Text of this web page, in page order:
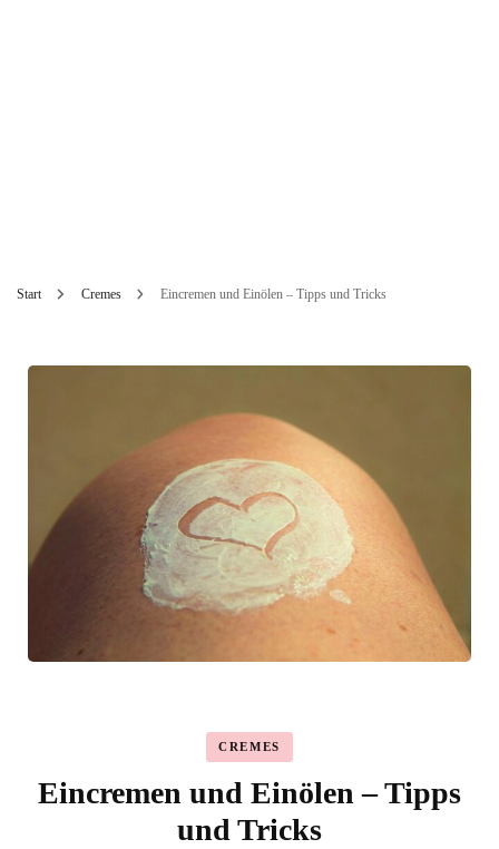
Start Cremes Eincremen und Einölen – Tipps und Tricks
CREMES
Eincremen und Einölen – Tipps
und Tricks